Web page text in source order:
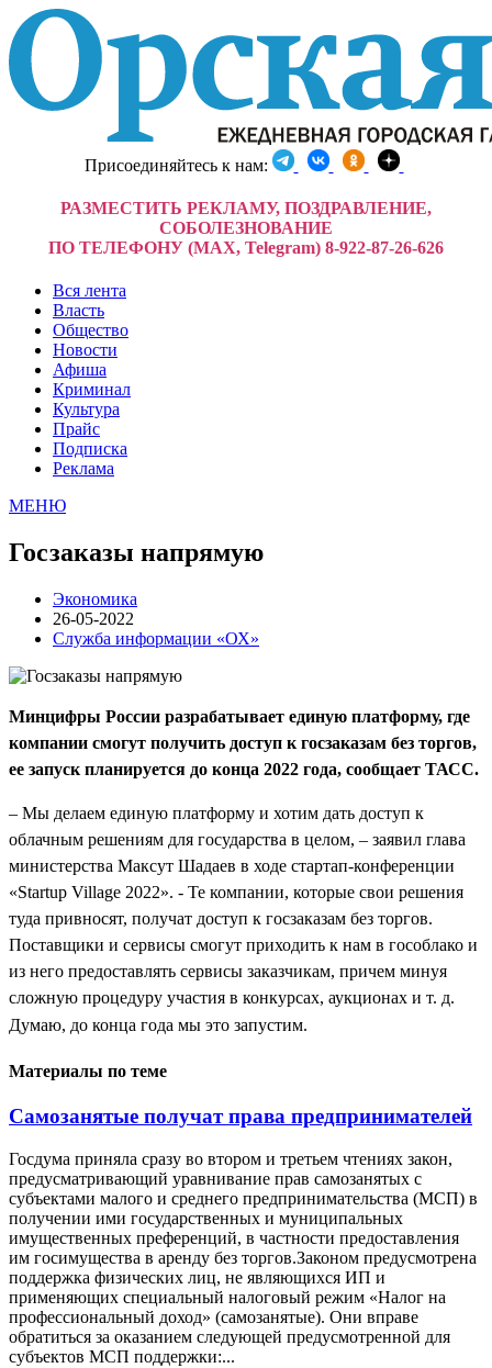
Присоединяйтесь к нам:
РАЗМЕСТИТЬ РЕКЛАМУ, ПОЗДРАВЛЕНИЕ,
СОБОЛЕЗНОВАНИЕ
ПО ТЕЛЕФОНУ (MAX, Telegram) 8-922-87-26-626
Вся лента
Власть
Общество
Новости
Афиша
Криминал
Культура
Прайс
Подписка
Реклама
МЕНЮ
Госзаказы напрямую
Экономика
26-05-2022
Служба информации «ОХ»
Минцифры России разрабатывает единую платформу, где
компании смогут получить доступ к госзаказам без торгов,
ее запуск планируется до конца 2022 года, сообщает ТАСС.
– Мы делаем единую платформу и хотим дать доступ к
облачным решениям для государства в целом, – заявил глава
министерства Максут Шадаев в ходе стартап-конференции
«Startup Village 2022». - Те компании, которые свои решения
туда привносят, получат доступ к госзаказам без торгов.
Поставщики и сервисы смогут приходить к нам в гособлако и
из него предоставлять сервисы заказчикам, причем минуя
сложную процедуру участия в конкурсах, аукционах и т. д.
Думаю, до конца года мы это запустим.
Материалы по теме
Самозанятые получат права предпринимателей
Госдума приняла сразу во втором и третьем чтениях закон,
предусматривающий уравнивание прав самозанятых с
субъектами малого и среднего предпринимательства (МСП) в
получении ими государственных и муниципальных
имущественных преференций, в частности предоставления
им госимущества в аренду без торгов.Законом предусмотрена
поддержка физических лиц, не являющихся ИП и
применяющих специальный налоговый режим «Налог на
профессиональный доход» (самозанятые). Они вправе
обратиться за оказанием следующей предусмотренной для
субъектов МСП поддержки:...